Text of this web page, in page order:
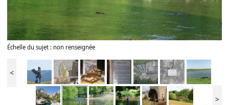
Échelle du sujet : non renseignée
<
>